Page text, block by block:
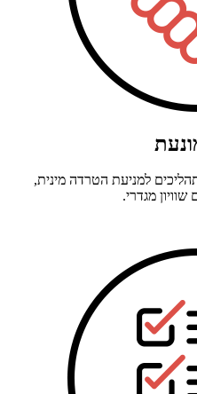
למניעת הטרדה מינית,
מגדרי.